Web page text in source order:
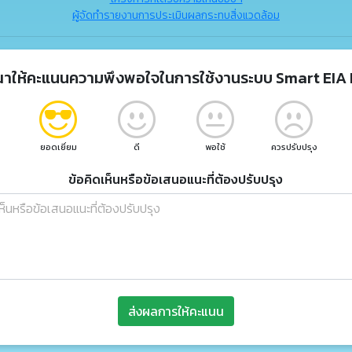
ผู้จัดทำรายงานการประเมินผลกระทบสิ่งแวดล้อม
ให้คะแนนความพึงพอใจในการใช้งานระบบ Smart EIA
ยอดเยี่ยม ดี พอใช้ ควรปรับปรุง
ข้อคิดเห็นหรือข้อเสนอแนะที่ต้องปรับปรุง
ส่งผลการให้คะแนน